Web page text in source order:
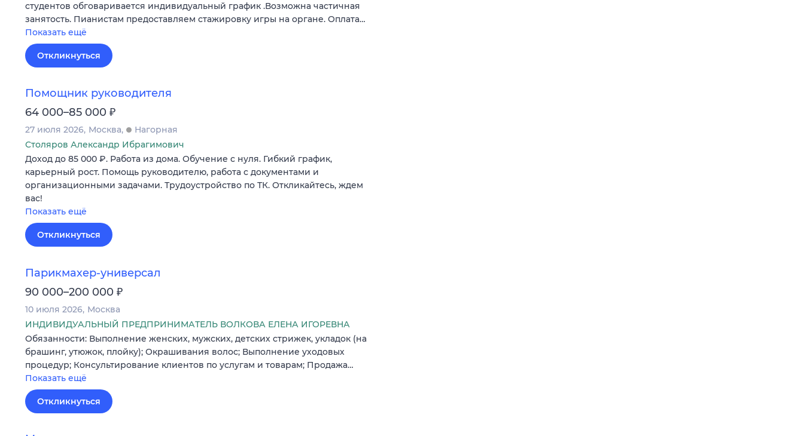
студентов обговаривается индивидуальный график .Возможна частичная
занятость. Пианистам предоставляем стажировку игры на органе. Оплата…
Показать ещё
Откликнуться
Помощник руководителя
64 000–85 000 ₽
27 июля 2026 Москва
Нагорная
Столяров Александр Ибрагимович
Доход до 85 000 ₽. Работа из дома. Обучение с нуля. Гибкий график,
карьерный рост. Помощь руководителю, работа с документами и
организационными задачами. Трудоустройство по ТК. Откликайтесь, ждем
вас!
Показать ещё
Откликнуться
Парикмахер-универсал
90 000–200 000 ₽
10 июля 2026 Москва
ИНДИВИДУАЛЬНЫЙ ПРЕДПРИНИМАТЕЛЬ ВОЛКОВА ЕЛЕНА ИГОРЕВНА
Обязанности: Выполнение женских, мужских, детских стрижек, укладок (на
брашинг, утюжок, плойку); Окрашивания волос; Выполнение уходовых
процедур; Консультирование клиентов по услугам и товарам; Продажа…
Показать ещё
Откликнуться